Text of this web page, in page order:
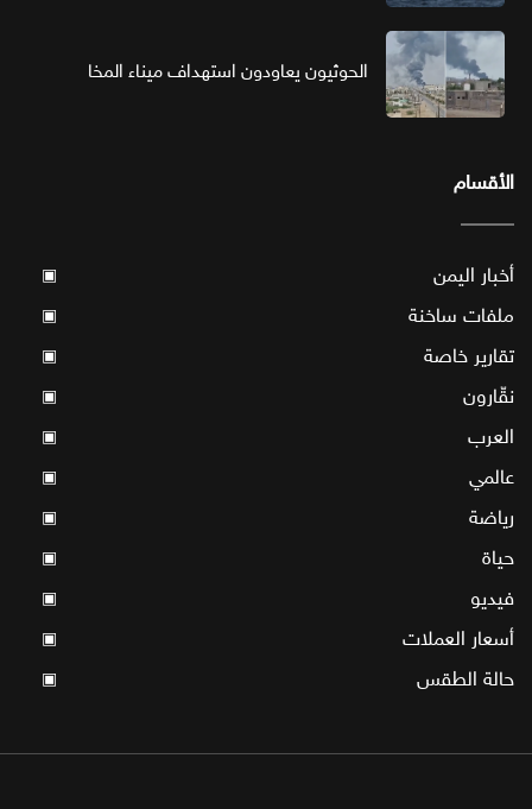
الحوثيون يعاودون استهداف ميناء المخا
الأقسام
أخبار اليمن ▣
ملفات ساخنة ▣
تقارير خاصة ▣
نقّارون ▣
العرب ▣
عالمي ▣
رياضة ▣
حياة ▣
فيديو ▣
أسعار العملات ▣
حالة الطقس ▣